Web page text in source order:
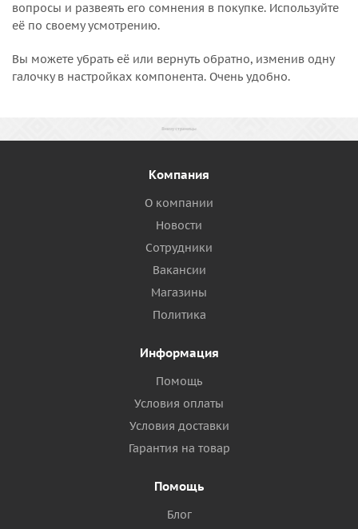
вопросы и развеять его сомнения в покупке. Используйте
её по своему усмотрению.
Вы можете убрать её или вернуть обратно, изменив одну
галочку в настройках компонента. Очень удобно.
Компания
О компании
Новости
Сотрудники
Вакансии
Магазины
Политика
Информация
Помощь
Условия оплаты
Условия доставки
Гарантия на товар
Помощь
Блог